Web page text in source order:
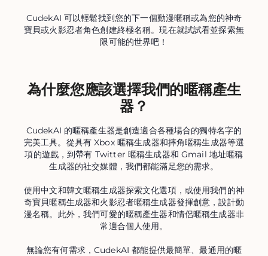
CudekAI 可以輕鬆找到您的下一個動漫暱稱或為您的神奇
寶貝或火影忍者角色創建終極名稱。現在就試試看並探索無
限可能的世界吧！
為什麼您應該選擇我們的暱稱產生
器？
CudekAI 的暱稱產生器是創造適合各種場合的獨特名字的
完美工具。從具有 Xbox 暱稱生成器和摔角暱稱生成器等選
項的遊戲，到帶有 Twitter 暱稱生成器和 Gmail 地址暱稱
生成器的社交媒體，我們都能滿足您的需求。
使用中文和韓文暱稱生成器探索文化選項，或使用我們的神
奇寶貝暱稱生成器和火影忍者暱稱生成器發揮創意，設計動
漫名稱。此外，我們可愛的暱稱產生器和情侶暱稱生成器非
常適合個人使用。
無論您有何需求，CudekAI 都能提供最簡單、最通用的暱